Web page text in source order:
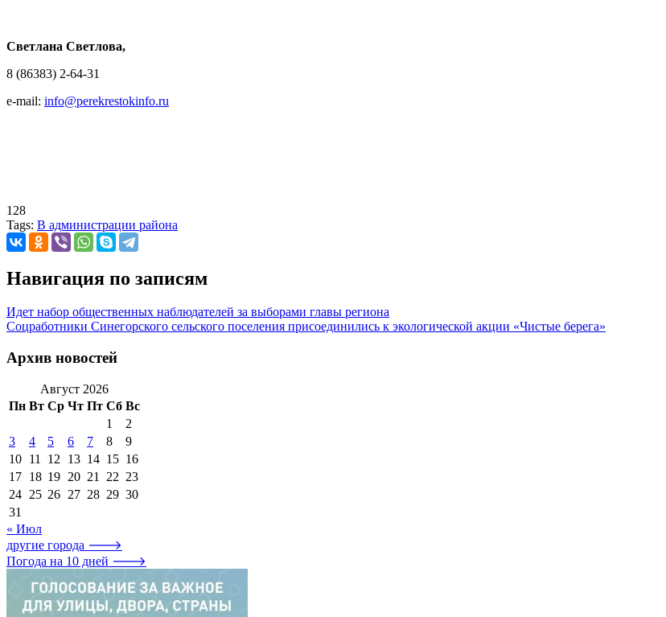
Светлана Светлова,
8 (86383) 2-64-31
e-mail: info@perekrestokinfo.ru
128
Tags: В администрации района
Навигация по записям
Идет набор общественных наблюдателей за выборами главы региона
Соцработники Синегорского сельского поселения присоединились к экологической акции «Чистые берега»
Архив новостей
Август 2026
Пн Вт Ср Чт Пт Сб Вс
1
2
3
4 5 6 7 8
9
10 11 12 13 14 15 16
17 18 19 20 21 22 23
24 25 26 27 28 29 30
31
« Июл
другие города 🡒
Погода на 10 дней 🡒